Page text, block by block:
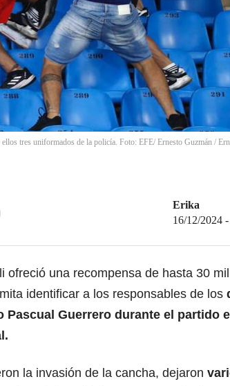
tres uniformados de la policía. Foto: EFE/ Ernesto Guzmán /
Erika
16/12/2024
ofreció una recompensa de hasta 30
identificar a los responsables de los
Pascual Guerrero durante el partido
la invasión de la cancha, dejaron